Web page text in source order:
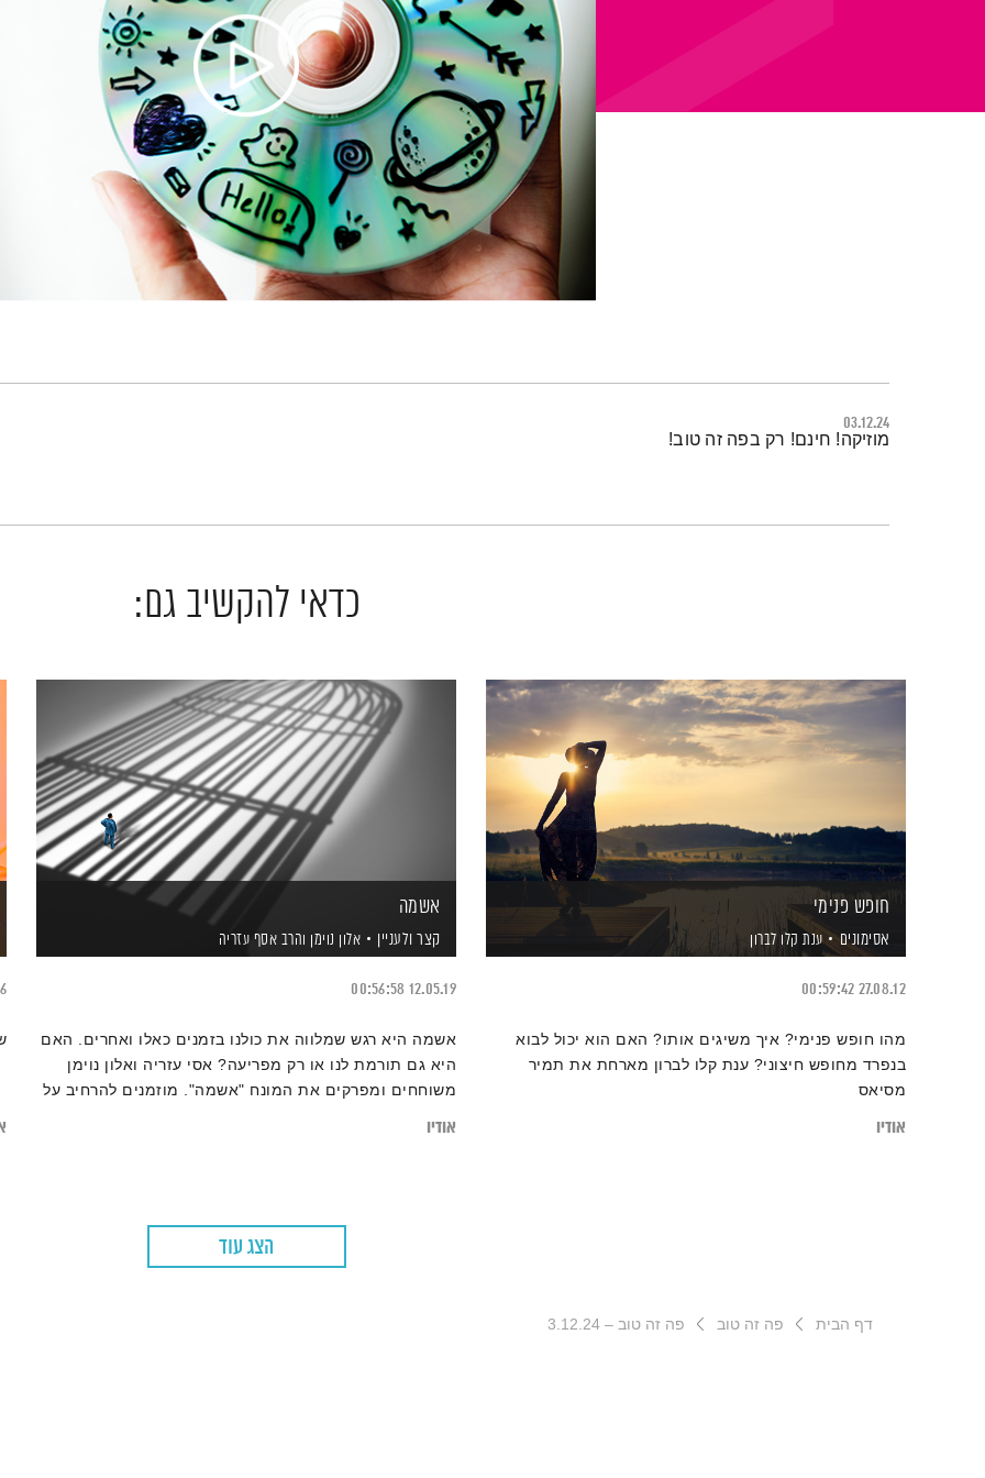
03.12.24
תמצית הפודקאסט
מוזיקה! חינם! רק בפה זה טוב!
כדאי להקשיב גם:
חופש פנימי
אסימונים ענת קלו לברון
27.08.12
00:59:42
מהו חופש פנימי? איך משיגים אותו? האם הוא יכול לבוא
בנפרד מחופש חיצוני? ענת קלו לברון מארחת את תמיר
מסיאס
אודיו
אשמה
קצר ולעניין אלון נוימן והרב אסף עזריה
12.05.19
00:56:58
אשמה היא רגש שמלווה את כולנו בזמנים כאלו ואחרים. האם
היא גם תורמת לנו או רק מפריעה? אסי עזריה ואלון נוימן
משוחחים ומפרקים את המונח "אשמה". מוזמנים להרחיב על
אודיו
הצג עוד
דף הבית פה זה טוב פה זה טוב – 3.12.24